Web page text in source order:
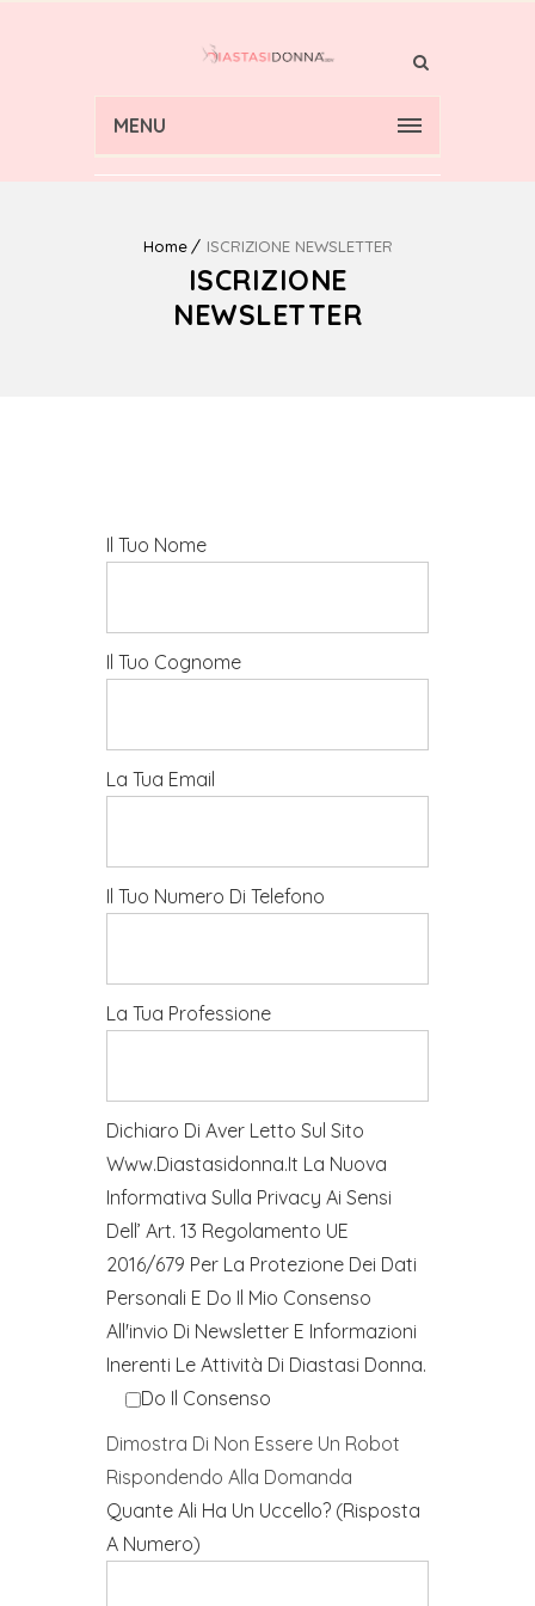
MENU
Home ISCRIZIONE NEWSLETTER
ISCRIZIONE
NEWSLETTER
Il Tuo Nome
Il Tuo Cognome
La Tua Email
Il Tuo Numero Di Telefono
La Tua Professione
Dichiaro Di Aver Letto Sul Sito
Www.diastasidonna.it La Nuova
Informativa Sulla Privacy Ai Sensi
Dell’ Art. 13 Regolamento UE
2016/679 Per La Protezione Dei Dati
Personali E Do Il Mio Consenso
All'invio Di Newsletter E Informazioni
Inerenti Le Attività Di Diastasi Donna.
Do Il Consenso
Dimostra Di Non Essere Un Robot
Rispondendo Alla Domanda
Quante Ali Ha Un Uccello? (Risposta
A Numero)